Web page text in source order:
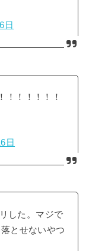
日
！！！！！！
日
した。マジで
とせないやつ